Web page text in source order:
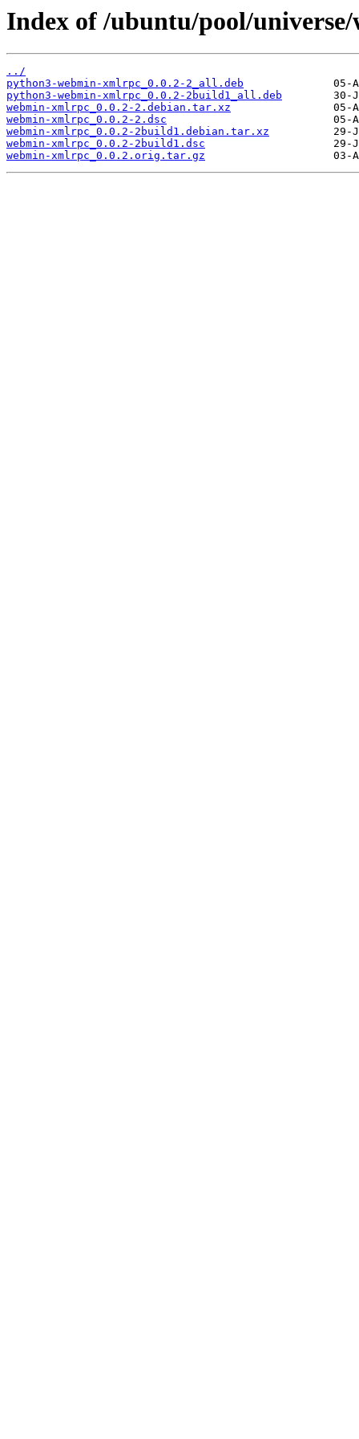
Index of /ubuntu/pool/
../
python3-webmin-xmlrpc_0.0.2-2_all.deb
python3-webmin-xmlrpc_0.0.2-2build1_all.deb
webmin-xmlrpc_0.0.2-2.debian.tar.xz
webmin-xmlrpc_0.0.2-2.dsc
webmin-xmlrpc_0.0.2-2build1.debian.tar.xz
webmin-xmlrpc_0.0.2-2build1.dsc
webmin-xmlrpc_0.0.2.orig.tar.gz